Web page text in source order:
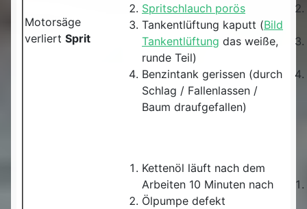
Motorsäge
verliert Sprit
Spritschlauch porös
Tankentlüftung kaputt (Bild
Tankentlüftung das weiße,
runde Teil)
Benzintank gerissen (durch
Schlag / Fallenlassen /
Baum draufgefallen)
Kettenöl läuft nach dem
Arbeiten 10 Minuten nach
Ölpumpe defekt